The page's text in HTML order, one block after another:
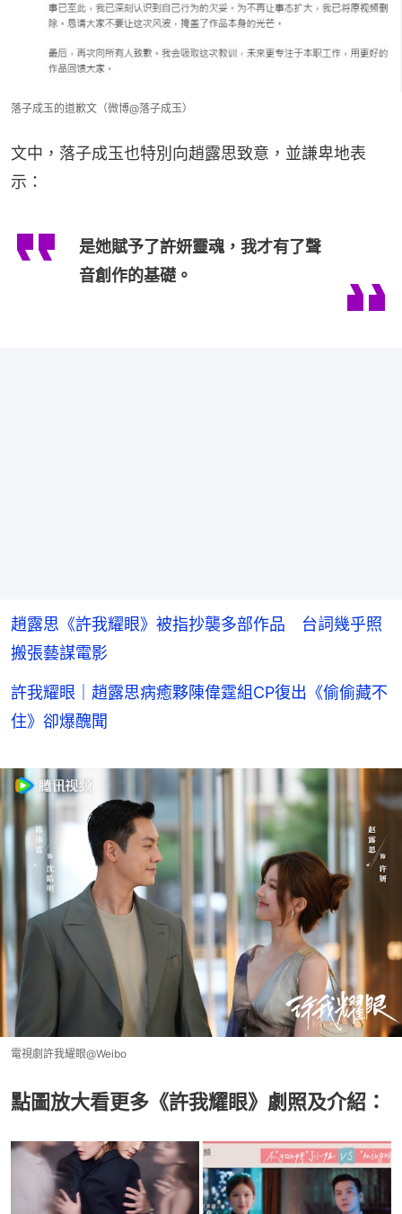
落子成玉的道歉文（微博@落子成玉）
文中，落子成玉也特別向趙露思致意，並謙卑地表
示：
是她賦予了許妍靈魂，我才有了聲
音創作的基礎。
趙露思《許我耀眼》被指抄襲多部作品 台詞幾乎照
搬張藝謀電影
許我耀眼｜趙露思病癒夥陳偉霆組CP復出《偷偷藏不
住》卻爆醜聞
電視劇許我耀眼@Weibo
點圖放大看更多《許我耀眼》劇照及介紹：